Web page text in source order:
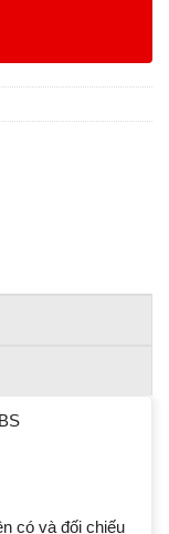
có và đối chiếu